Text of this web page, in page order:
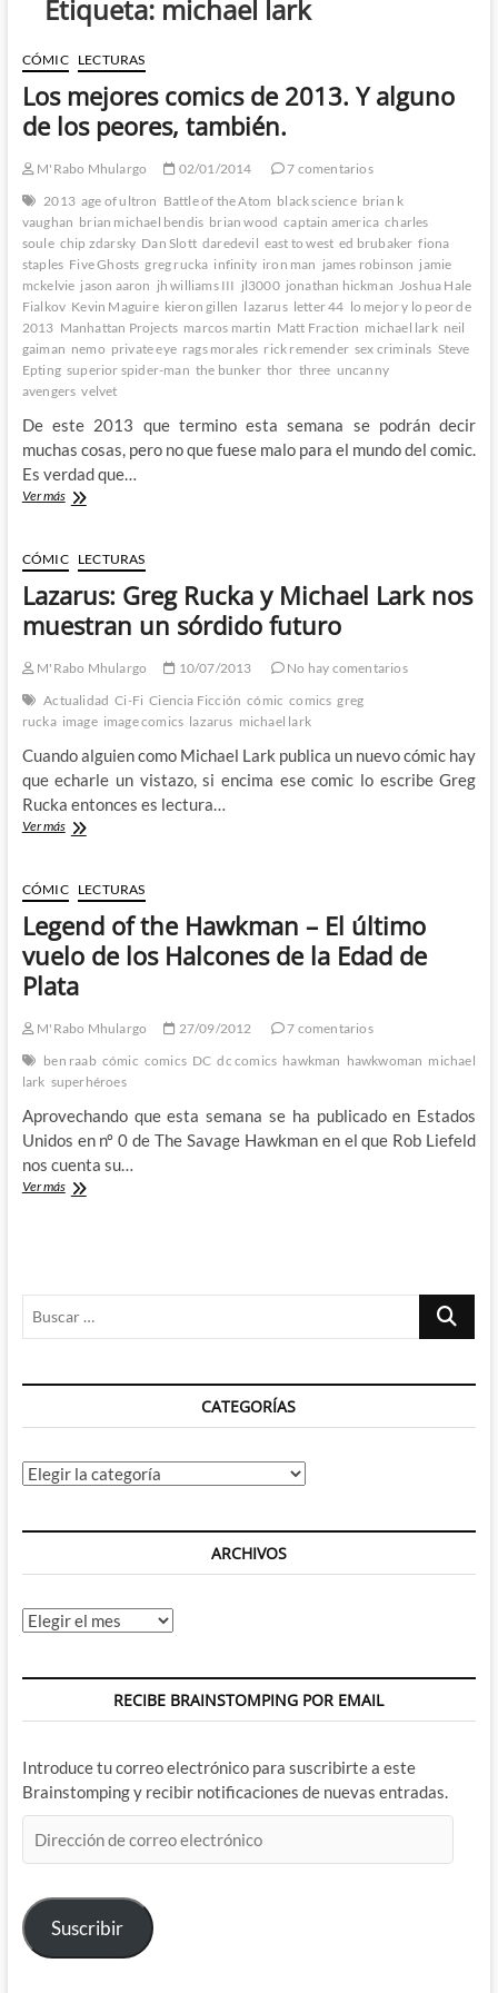
Etiqueta: michael lark
CÓMIC LECTURAS
Los mejores comics de 2013. Y alguno
de los peores, también.
M'Rabo Mhulargo 02/01/2014
7 comentarios
2013 age of ultron Battle of the Atom black science brian k
vaughan brian michael bendis brian wood captain america charles
soule chip zdarsky Dan Slott daredevil east to west ed brubaker fiona
staples Five Ghosts greg rucka infinity iron man james robinson jamie
mckelvie jason aaron jh williams III jl3000 jonathan hickman Joshua Hale
Fialkov Kevin Maguire kieron gillen lazarus letter 44 lo mejor y lo peor de
2013 Manhattan Projects marcos martin Matt Fraction michael lark neil
gaiman nemo private eye rags morales rick remender sex criminals Steve
Epting superior spider-man the bunker thor three uncanny
avengers velvet
De este 2013 que termino esta semana se podrán decir
muchas cosas, pero no que fuese malo para el mundo del comic.
Es verdad que…
Ver másLos
de
2013.
Y
alguno
de
peores,
también.
CÓMIC LECTURAS
Lazarus: Greg Rucka y Michael Lark nos
muestran un sórdido futuro
M'Rabo Mhulargo 10/07/2013
No hay comentarios
Actualidad Ci-Fi Ciencia Ficción cómic comics greg
rucka image image comics lazarus michael lark
Cuando alguien como Michael Lark publica un nuevo cómic hay
que echarle un vistazo, si encima ese comic lo escribe Greg
Rucka entonces es lectura…
Ver másLazarus:
y
Michael
Lark
nos
muestran
un
futuro
CÓMIC LECTURAS
Legend of the Hawkman – El último
vuelo de los Halcones de la Edad de
Plata
M'Rabo Mhulargo 27/09/2012
7 comentarios
ben raab cómic comics DC dc comics hawkman hawkwoman michael
lark superhéroes
Aprovechando que esta semana se ha publicado en Estados
Unidos en nº 0 de The Savage Hawkman en el que Rob Liefeld
nos cuenta su…
Ver másLegend
vuelo
de
Halcones
la
de
Plata
Buscar
CATEGORÍAS
Categorías
ARCHIVOS
Archivos
RECIBE BRAINSTOMPING POR EMAIL
Introduce tu correo electrónico para suscribirte a este
Brainstomping y recibir notificaciones de nuevas entradas.
de
electrónico
Suscribir